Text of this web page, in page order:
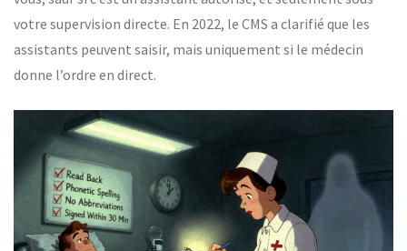
votre supervision directe. En 2022, le CMS a clarifié que les
assistants peuvent saisir, mais uniquement si le médecin
donne l’ordre en direct.